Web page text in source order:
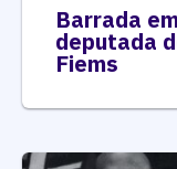
Barrada
deputada
Fiems